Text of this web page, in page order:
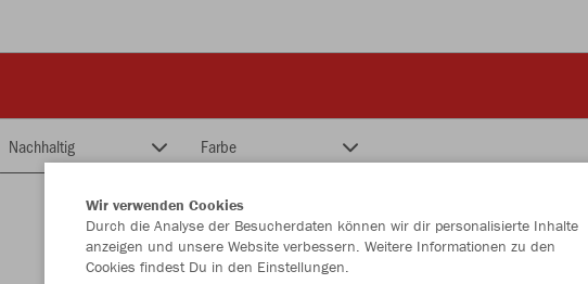
Nachhaltig Farbe
Wir verwenden Cookies
Durch die Analyse der Besucherdaten können wir dir personalisierte Inhalte
anzeigen und unsere Website verbessern. Weitere Informationen zu den
Cookies findest Du in den Einstellungen.